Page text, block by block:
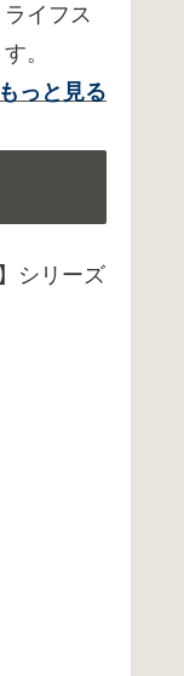
イフス
。
もっと見る
シリーズ